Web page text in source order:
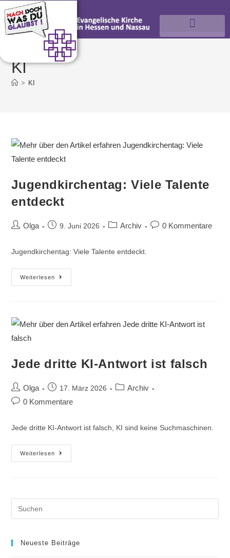
KI
> KI
Jugendkirchentag: Viele Talente
entdeckt
Olga 9. Juni 2026 Archiv 0 Kommentare
Jugendkirchentag: Viele Talente entdeckt.
Weiterlesen
Jede dritte KI-Antwort ist falsch
Olga 17. März 2026
Archiv
0 Kommentare
Jede dritte KI-Antwort ist falsch, KI sind keine Suchmaschinen.
Weiterlesen
Neueste Beiträge